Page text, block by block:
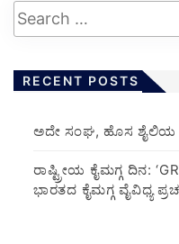
RECENT POSTS
ಅದೇ ಸಂಘ, ಹೊಸ ಶೈಲಿಯ
ರಾಷ್ಟ್ರೀಯ ಕೈಮಗ್ಗ ದಿನ:
ಭಾರತದ ಕೈಮಗ್ಗ ವೈವಿಧ್ಯ